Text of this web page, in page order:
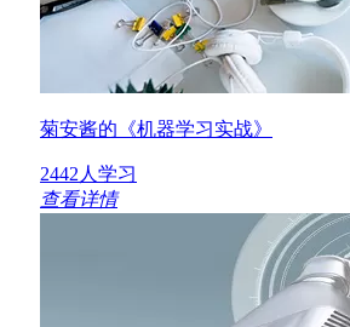
菊安酱的《机器学习实战》
2442人学习
查看详情